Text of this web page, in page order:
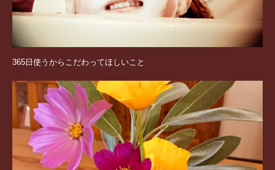
365日使うからこだわってほしいこと